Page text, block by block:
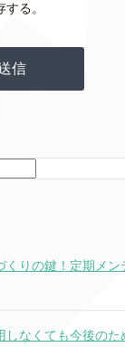
る。
くりの鍵！定期メ
しなくても今後の